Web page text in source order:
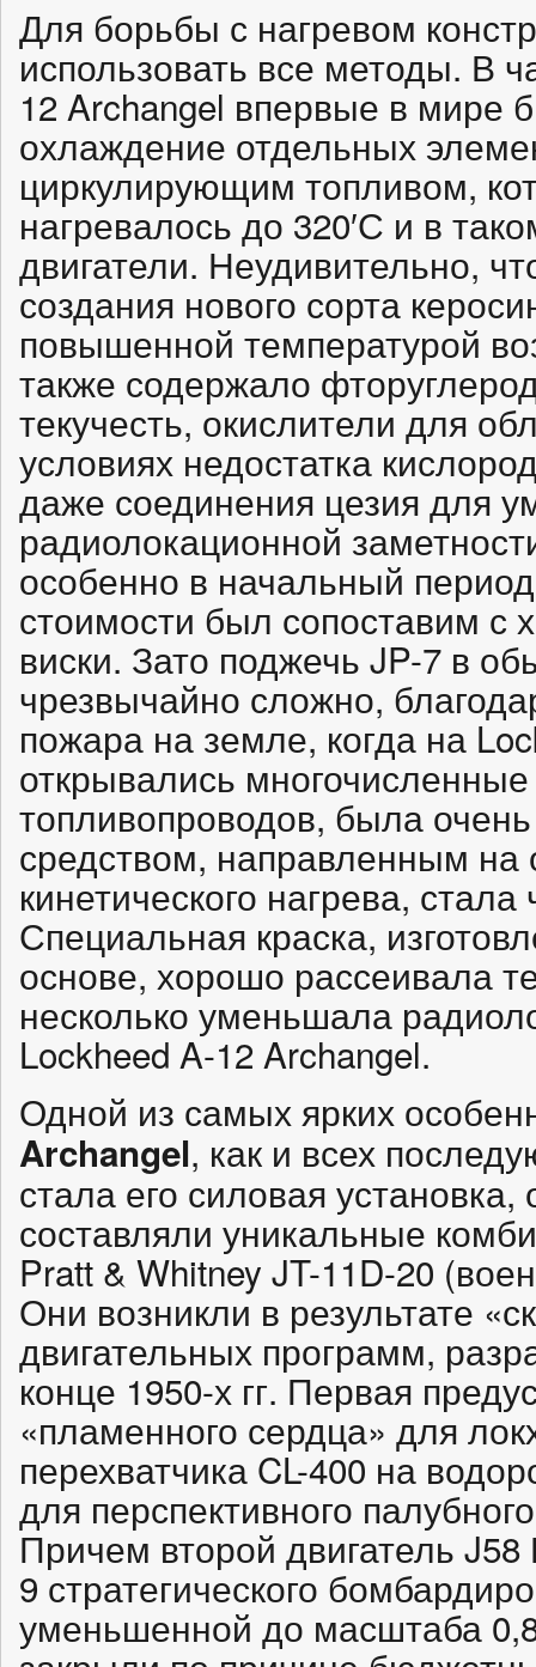
Для борьбы с нагревом
использовать все методы. В
12 Archangel впервые в мире
охлаждение отдельных
циркулирующим топливом,
нагревалось до 320′С и в
двигатели. Неудивительно,
создания нового сорта
повышенной температурой
также содержало
текучесть, окислители для
условиях недостатка
даже соединения цезия для
радиолокационной
особенно в начальный
стоимости был сопоставим
виски. Зато поджечь JP-7 в
чрезвычайно сложно,
пожара на земле, когда на
открывались многочисленные
топливопроводов, была
средством, направленным
кинетического нагрева,
Специальная краска,
основе, хорошо рассеивала
несколько уменьшала
Lockheed A-12 Archangel.
Одной из самых ярких
Archangel, как и всех
стала его силовая установка,
составляли уникальные
Pratt & Whitney JT-11D-20
Они возникли в результате
двигательных программ,
конце 1950-х гг. Первая
«пламенного сердца» для
перехватчика CL-400 на
для перспективного
Причем второй двигатель
9 стратегического
уменьшенной до масштаба